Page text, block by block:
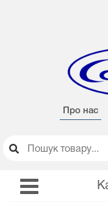
Про нас